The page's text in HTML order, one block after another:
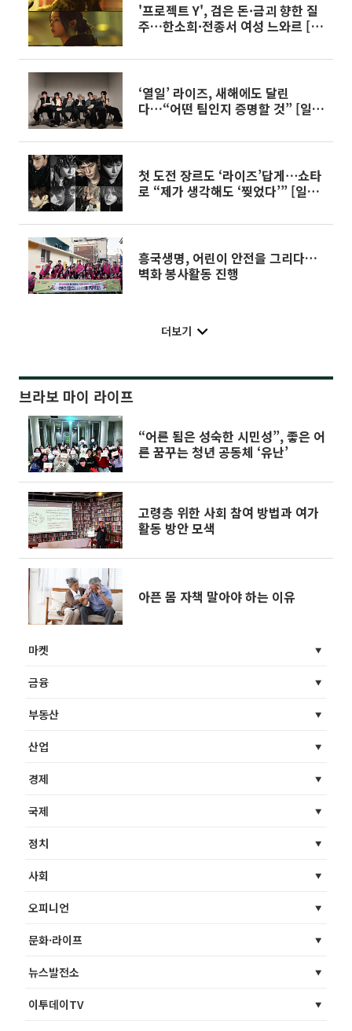
'프로젝트 Y', 검은 돈·금괴 향한 질
주…한소희·전종서 여성 느와르 [시
‘열일’ 라이즈, 새해에도 달린
다…“어떤 팀인지 증명할 것” [일문
첫 도전 장르도 ‘라이즈’답게⋯쇼타
로 “제가 생각해도 ‘찢었다’” [일문
흥국생명, 어린이 안전을 그리다…
벽화 봉사활동 진행
더보기
브라보 마이 라이프
“어른 됨은 성숙한 시민성”, 좋은 어
른 꿈꾸는 청년 공동체 ‘유난’
고령층 위한 사회 참여 방법과 여가
활동 방안 모색
아픈 몸 자책 말아야 하는 이유
마켓
금융
부동산
산업
경제
국제
정치
사회
오피니언
문화·라이프
뉴스발전소
이투데이TV